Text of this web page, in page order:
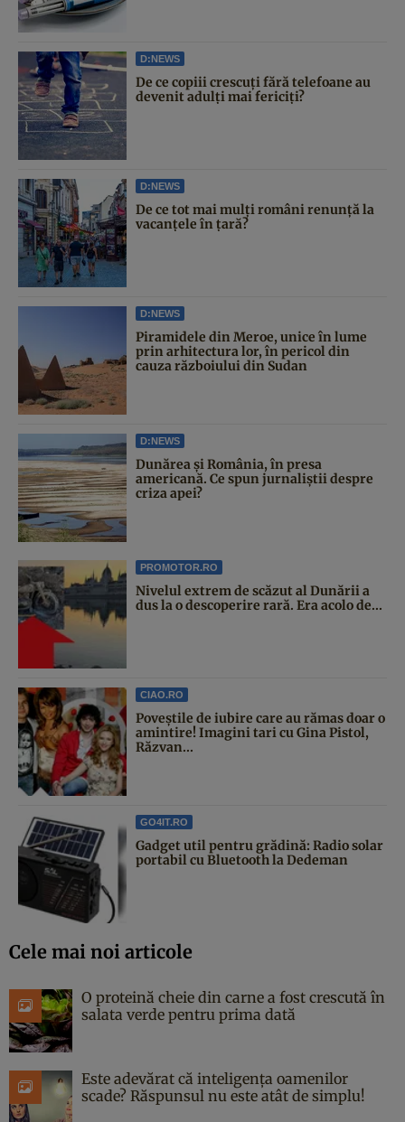
D:NEWS
De ce copiii crescuți fără telefoane au
devenit adulți mai fericiți?
D:NEWS
De ce tot mai mulți români renunță la
vacanțele în țară?
D:NEWS
Piramidele din Meroe, unice în lume
prin arhitectura lor, în pericol din
cauza războiului din Sudan
D:NEWS
Dunărea și România, în presa
americană. Ce spun jurnaliștii despre
criza apei?
PROMOTOR.RO
Nivelul extrem de scăzut al Dunării a
dus la o descoperire rară. Era acolo de...
CIAO.RO
Poveştile de iubire care au rămas doar o
amintire! Imagini tari cu Gina Pistol,
Răzvan...
GO4IT.RO
Gadget util pentru grădină: Radio solar
portabil cu Bluetooth la Dedeman
Cele mai noi articole
O proteină cheie din carne a fost crescută în
salata verde pentru prima dată
Este adevărat că inteligența oamenilor
scade? Răspunsul nu este atât de simplu!